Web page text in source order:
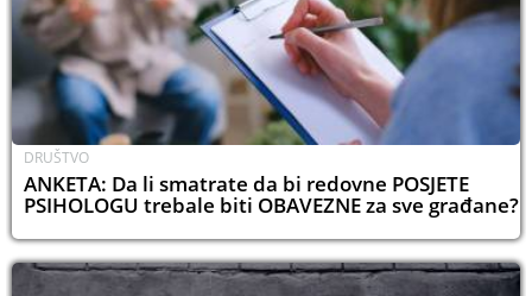
DRUŠTVO
ANKETA: Da li smatrate da bi redovne POSJETE
PSIHOLOGU trebale biti OBAVEZNE za sve građane?